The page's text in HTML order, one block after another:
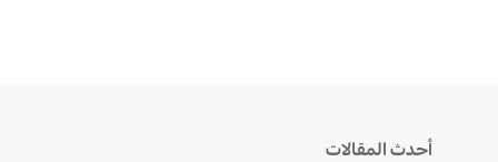
أحدث المقالات